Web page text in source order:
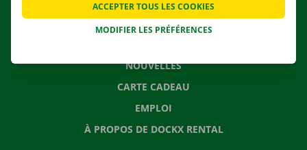
CONTACTEZ NOUS
NOUVELLES
CARTE CADEAU
EMPLOI
À PROPOS DE DOCKX RENTAL
MODIFIER LES PRÉFÉRENCES
ACCEPTER TOUS LES COOKIES